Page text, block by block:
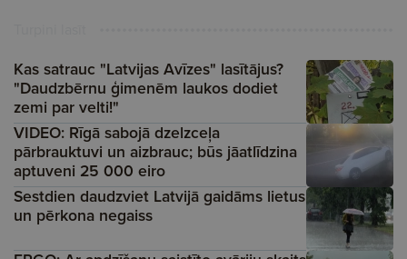
Kas satrauc "Latvijas Avīzes" lasītājus?
"Daudzbērnu ģimenēm laukos dodiet
zemi par velti!"
VIDEO: Rīgā sabojā dzelzceļa
pārbrauktuvi un aizbrauc; būs jāatlīdzina
aptuveni 25 000 eiro
Sestdien daudzviet Latvijā gaidāms lietus
un pērkona negaiss